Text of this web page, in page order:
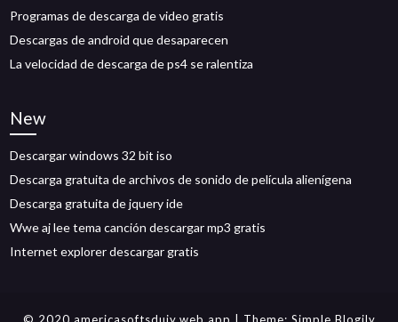
Programas de descarga de video gratis
Descargas de android que desaparecen
La velocidad de descarga de ps4 se ralentiza
New
Descargar windows 32 bit iso
Descarga gratuita de archivos de sonido de película alienígena
Descarga gratuita de jquery ide
Wwe aj lee tema canción descargar mp3 gratis
Internet explorer descargar gratis